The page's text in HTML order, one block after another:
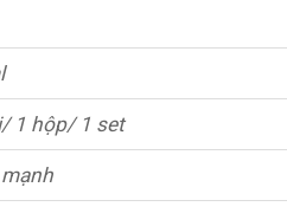
1 hộp/ 1 set